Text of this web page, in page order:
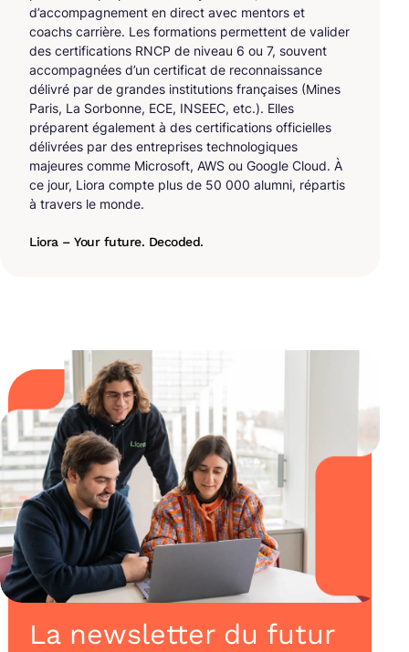
d’accompagnement en direct avec mentors et
coachs carrière. Les formations permettent de valider
des certifications RNCP de niveau 6 ou 7, souvent
accompagnées d’un certificat de reconnaissance
délivré par de grandes institutions françaises (Mines
Paris, La Sorbonne, ECE, INSEEC, etc.). Elles
préparent également à des certifications officielles
délivrées par des entreprises technologiques
majeures comme Microsoft, AWS ou Google Cloud. À
ce jour, Liora compte plus de 50 000 alumni, répartis
à travers le monde.
Liora – Your future. Decoded.
La newsletter du futur